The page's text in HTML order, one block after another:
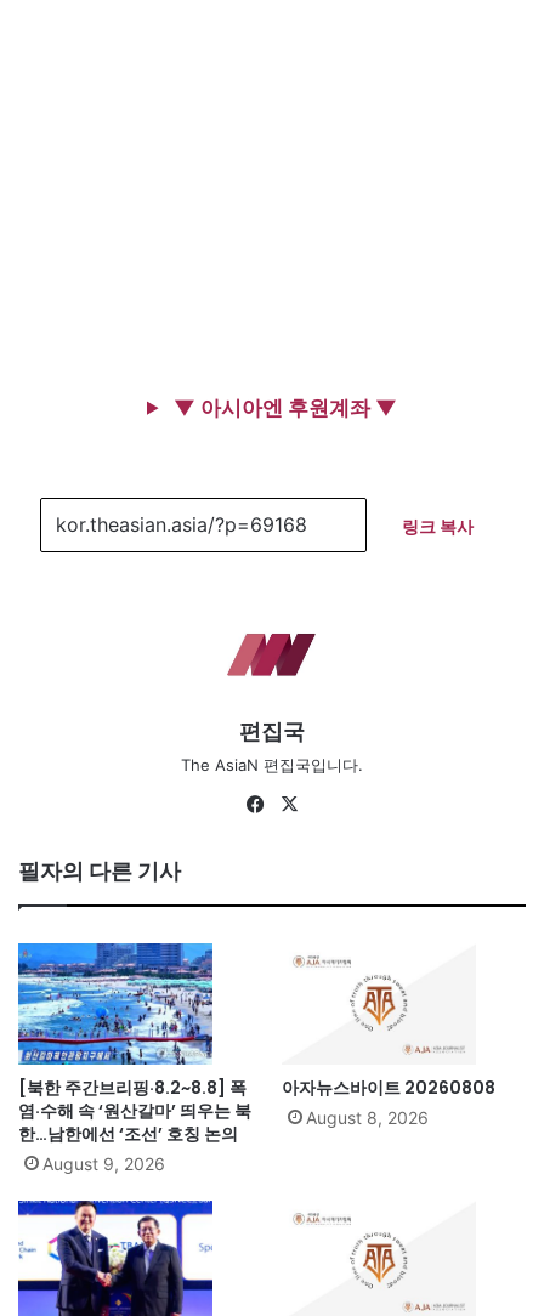
▼ 아시아엔 후원계좌 ▼
링크 복사
편집국
The AsiaN 편집국입니다.
Fa
필자의 다른 기사
[북한 주간브리핑·8.2~8.8] 폭
염·수해 속 ‘원산갈마’ 띄우는 북
한…남한에선 ‘조선’ 호칭 논의
August 9, 2026
아자뉴스바이트 20260808
August 8, 2026